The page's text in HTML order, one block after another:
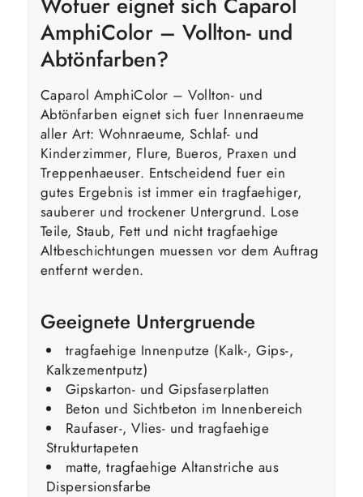
AmphiColor – Vollton- und
Abtönfarben?
Caparol AmphiColor – Vollton- und
Abtönfarben eignet sich fuer Innenraeume
aller Art: Wohnraeume, Schlaf- und
Kinderzimmer, Flure, Bueros, Praxen und
Treppenhaeuser. Entscheidend fuer ein
gutes Ergebnis ist immer ein tragfaehiger,
sauberer und trockener Untergrund. Lose
Teile, Staub, Fett und nicht tragfaehige
Altbeschichtungen muessen vor dem Auftrag
entfernt werden.
Geeignete Untergruende
tragfaehige Innenputze (Kalk-, Gips-,
Kalkzementputz)
Gipskarton- und Gipsfaserplatten
Beton und Sichtbeton im Innenbereich
Raufaser-, Vlies- und tragfaehige
Strukturtapeten
matte, tragfaehige Altanstriche aus
Dispersionsfarbe